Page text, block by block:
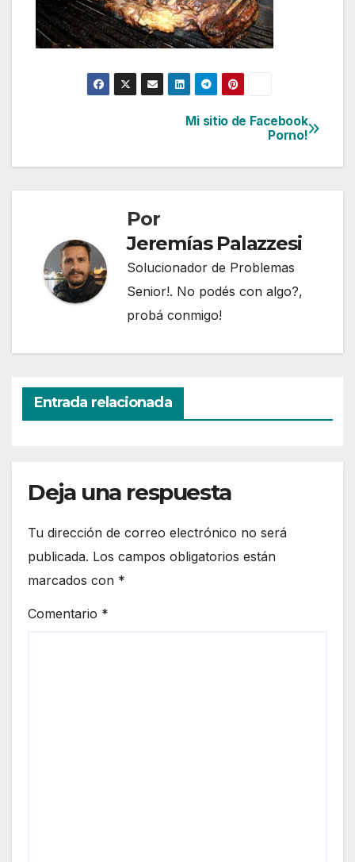
de
Mi sitio de Facebook
Porno!
Por
Jeremías Palazzesi
Solucionador de Problemas
Senior!. No podés con algo?,
probá conmigo!
Entrada relacionada
Deja una respuesta
Tu dirección de correo electrónico no será
publicada. Los campos obligatorios están
marcados con *
Comentario *